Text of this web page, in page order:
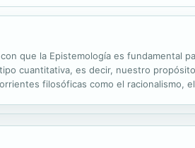
que la Epistemología es fundamental
cuantitativa, es decir, nuestro
filosóficas como el racionalismo,